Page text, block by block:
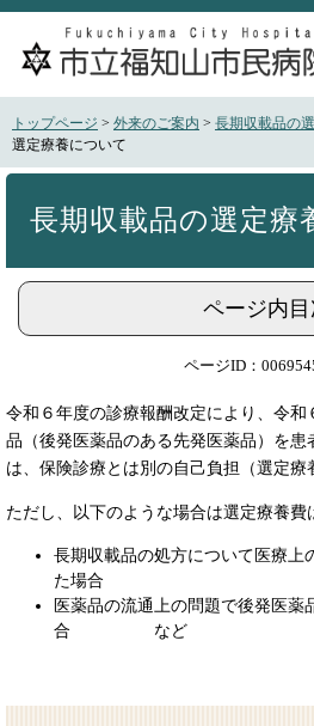
ペ
頭
で
メ
飛
ば
文
トップページ > 外来のご案内 > 長期収載品の
選定療養について
長期収載品の選定療
ページ内目
ページID：
令和６年度の診療報酬改定により、令
品（後発医薬品のある先発医薬品）を患
は、保険診療とは別の自己負担（選定療
ただし、以下のような場合は選定療養費
長期収載品の処方について医療上
た場合
医薬品の流通上の問題で後発医薬
合 など